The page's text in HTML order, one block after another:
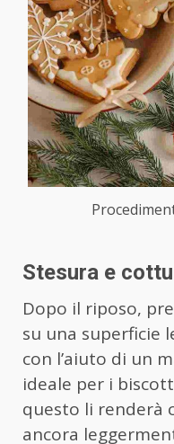
Stesura e
Dopo il riposo,
su una superficie
con l’aiuto di un
ideale per i
questo li renderà
ancora